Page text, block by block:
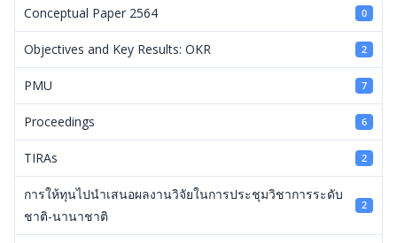
Conceptual Paper 2564 0
Objectives and Key Results: OKR 2
PMU 7
Proceedings 6
TIRAs 2
การให้ทุนไปนำเสนอผลงานวิจัยในการประชุมวิชาการระดับ
ชาติ-นานาชาติ
2